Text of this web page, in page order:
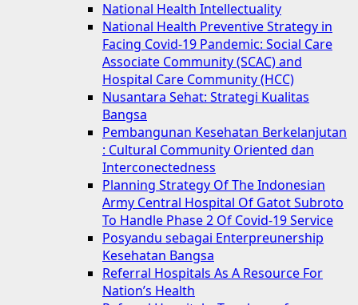
National Health Intellectuality
National Health Preventive Strategy in
Facing Covid-19 Pandemic: Social Care
Associate Community (SCAC) and
Hospital Care Community (HCC)
Nusantara Sehat: Strategi Kualitas
Bangsa
Pembangunan Kesehatan Berkelanjutan
: Cultural Community Oriented dan
Interconectedness
Planning Strategy Of The Indonesian
Army Central Hospital Of Gatot Subroto
To Handle Phase 2 Of Covid-19 Service
Posyandu sebagai Enterpreunership
Kesehatan Bangsa
Referral Hospitals As A Resource For
Nation’s Health